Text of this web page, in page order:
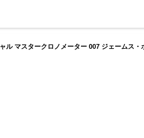
ル マスタークロノメーター 007 ジェーム